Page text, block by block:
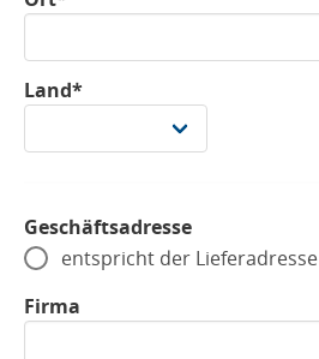
Land*
Geschäftsadresse
entspricht der Lieferadresse
Firma